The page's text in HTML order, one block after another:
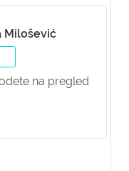
Milošević
na pregled